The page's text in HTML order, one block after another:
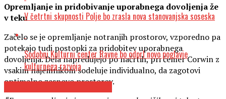
Opremljanje in pridobivanje uporabnega dovoljenja že
v teku
Začelo se je opremljanje notranjih prostorov, vzporedno pa
potekajo tudi postopki za pridobitev uporabnega
dovoljenja. Dela napredujejo po načrtih, pri čemer Corwin z
vsakim najemnikom sodeluje individualno, da zagotovi
optimalno zasnovo prostorov.
V četrtni skupnosti Polje bo zrasla nova stanovanjska soseska
Sodobni Kulturni center Ravne bo odprl novo poglavje
kulturnega razvoja